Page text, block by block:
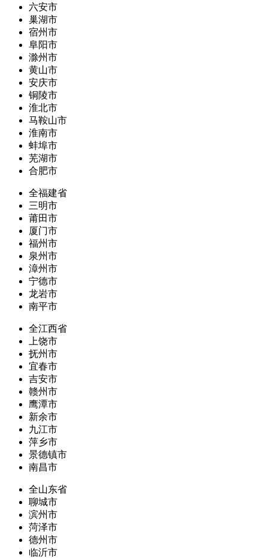
六安市
巢湖市
宿州市
阜阳市
滁州市
黄山市
安庆市
铜陵市
淮北市
马鞍山市
淮南市
蚌埠市
芜湖市
合肥市
全福建省
三明市
莆田市
厦门市
福州市
泉州市
漳州市
宁德市
龙岩市
南平市
全江西省
上饶市
抚州市
宜春市
吉安市
赣州市
鹰潭市
新余市
九江市
萍乡市
景德镇市
南昌市
全山东省
聊城市
滨州市
菏泽市
德州市
临沂市